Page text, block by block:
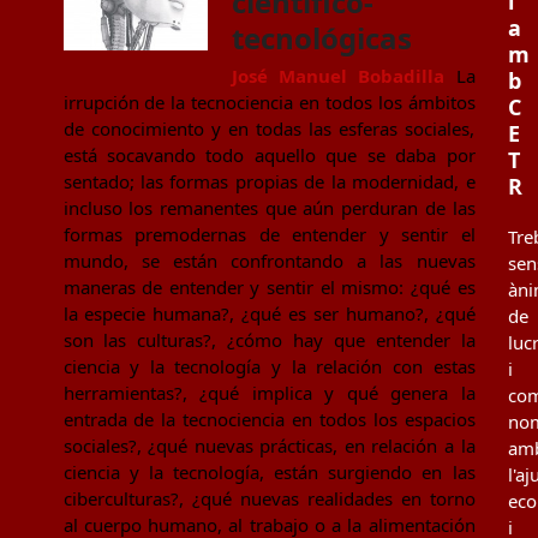
tecnológicas
José Manuel Bobadilla La
irrupción de la tecnociencia en todos los ámbitos
de conocimiento y en todas las esferas sociales,
está socavando todo aquello que se daba por
sentado; las formas propias de la modernidad, e
incluso los remanentes que aún perduran de las
formas premodernas de entender y sentir el
mundo, se están confrontando a las nuevas
maneras de entender y sentir el mismo: ¿qué es
la especie humana?, ¿qué es ser humano?, ¿qué
son las culturas?, ¿cómo hay que entender la
ciencia y la tecnología y la relación con estas
herramientas?, ¿qué implica y qué genera la
entrada de la tecnociencia en todos los espacios
sociales?, ¿qué nuevas prácticas, en relación a la
ciencia y la tecnología, están surgiendo en las
ciberculturas?, ¿qué nuevas realidades en torno
al cuerpo humano, al trabajo o a la alimentación
a
m
b
C
E
T
R
de
i
i